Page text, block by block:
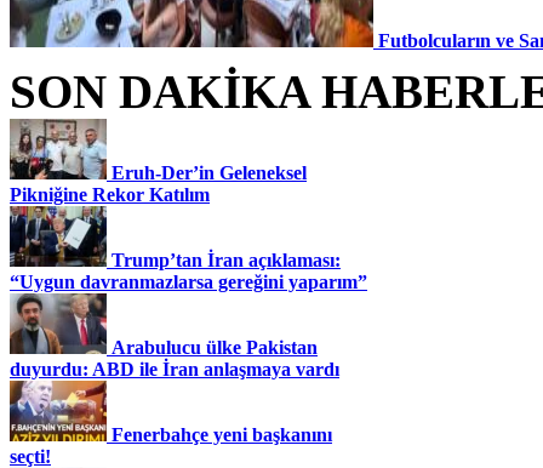
Futbolcuların ve
SON DAKİKA
Eruh-Der’in Geleneksel
Pikniğine Rekor Katılım
Trump’tan İran açıklaması:
“Uygun davranmazlarsa gereğini yaparım”
Arabulucu ülke Pakistan
duyurdu: ABD ile İran anlaşmaya vardı
Fenerbahçe yeni başkanını
seçti!